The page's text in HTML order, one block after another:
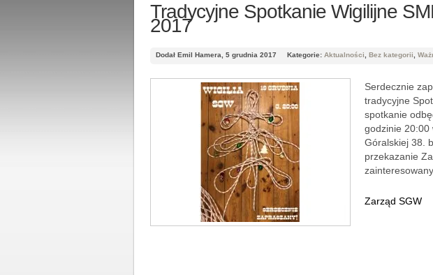
Tradycyjne Spotkanie Wigilijne
2017
Dodał Emil Hamera, 5 grudnia 2017 Kategorie: Aktualności, Bez kategorii,
Serdecznie
tradycyjne
spotkanie
godzinie 20:00
Góralskiej 38.
przekazanie
Zarząd SGW